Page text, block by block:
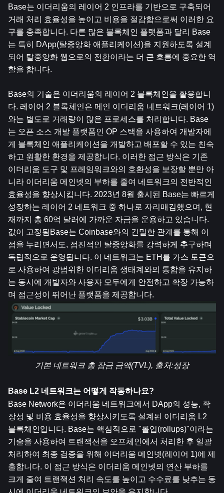
Base는 이더리움의 레이어 2 인프라를 기반으로 구축되어
거래 처리 효율성을 높이고 비용을 절감함으로써 이러한 요
구를 충족합니다. 다른 많은 블록체인 플랫폼과 달리 Base
는 특히 DApp(탈중앙화 애플리케이션)을 지원하도록 설계
되어 탈중앙화 웹으로의 전환이라는 더 큰 흐름에 중요한 역
할을 합니다.
Base의 기술은 이더리움의 레이어 2 블록체인을 활용합니
다. 레이어 2 블록체인은 메인 이더리움 네트워크(레이어 1)
와는 별도로 거래량이 많은 프로세스를 처리합니다. Base
는 오픈 소스 개발 플랫폼인 OP 스택을 사용하여 개발자에
게 블록체인 애플리케이션을 개발하고 배포할 수 있는 친숙
하고 원활한 환경을 제공합니다. 이러한 접근 방식은 기존
이더리움 도구 및 프레임워크와의 호환성을 보장할 뿐만 아
니라 이더리움 메인넷의 부하를 줄여 네트워크의 전반적인
효율성을 향상시킵니다. 2023년 8월 출시된 Base는 빠르게
성장하는 레이어 2 네트워크 중 하나로 자리매김했으며, 현
재까지 총 60억 달러에 가까운 자금을 운용하고 있습니다.
값이 고정됨Base는 Coinbase와의 긴밀한 관계를 통해 이
점을 누리면서도, 점진적인 탈중앙화를 강력하게 추구하며
독립적으로 운영됩니다. 이 네트워크는 ETH를 가스 토큰으
로 사용하여 광범위한 이더리움 생태계와의 통합을 유지하
는 동시에 개발자와 사용자 모두에게 안전하고 확장 가능하
며 접근성이 뛰어난 플랫폼을 제공합니다.
기본 네트워크 총 잠금 금액(TVL), 출처:성장
Base L2 네트워크는 어떻게 작동하나요?
Base Network은 이더리움 네트워크에서 DApp의 성능, 확
장성 및 비용 효율성을 향상시키도록 설계된 이더리움 L2
블록체인입니다. Base는 핵심적으로 "롤업(rollups)"이라는
기술을 사용하여 트랜잭션을 오프체인에서 처리한 후 일괄
처리하여 최종 검증을 위해 이더리움 메인넷(레이어 1)에 제
출합니다. 이 접근 방식은 이더리움 메인넷의 연산 부하를
크게 줄여 트랜잭션 처리 속도를 높이고 수수료를 낮추는 동